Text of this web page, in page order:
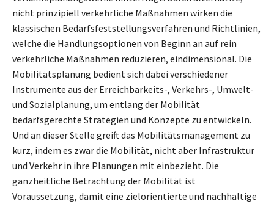
nicht prinzipiell verkehrliche Maßnahmen wirken die
klassischen Bedarfsfeststellungsverfahren und Richtlinien,
welche die Handlungsoptionen von Beginn an auf rein
verkehrliche Maßnahmen reduzieren, eindimensional. Die
Mobilitätsplanung bedient sich dabei verschiedener
Instrumente aus der Erreichbarkeits-, Verkehrs-, Umwelt-
und Sozialplanung, um entlang der Mobilität
bedarfsgerechte Strategien und Konzepte zu entwickeln.
Und an dieser Stelle greift das Mobilitätsmanagement zu
kurz, indem es zwar die Mobilität, nicht aber Infrastruktur
und Verkehr in ihre Planungen mit einbezieht. Die
ganzheitliche Betrachtung der Mobilität ist
Voraussetzung, damit eine zielorientierte und nachhaltige